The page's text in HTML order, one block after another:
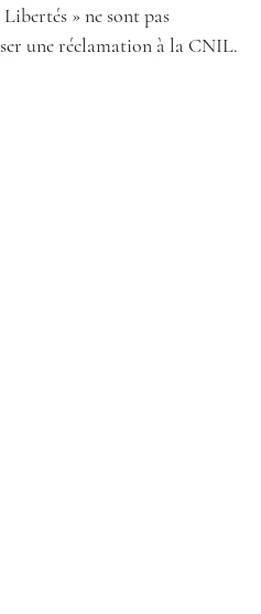
» ne sont pas
une réclamation à la CNIL.